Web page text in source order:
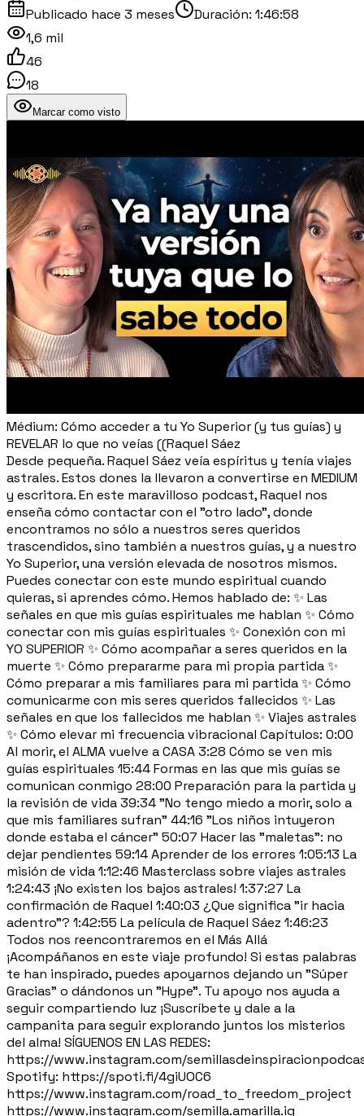
Publicado hace 3 meses Duración: 1:46:58
1,6 mil
46
18
Marcar como visto
Médium: Cómo acceder a tu Yo Superior (y tus guías) y
REVELAR lo que no veías ((Raquel Sáez
Desde pequeña. Raquel Sáez veía espíritus y tenía viajes
astrales. Estos dones la llevaron a convertirse en MEDIUM
y escritora. En este maravilloso podcast, Raquel nos
enseña cómo contactar con el "otro lado", donde
encontramos no sólo a nuestros seres queridos
trascendidos, sino también a nuestros guías, y a nuestro
Yo Superior, una versión elevada de nosotros mismos.
Puedes conectar con este mundo espiritual cuando
quieras, si aprendes cómo. Hemos hablado de: ✨ Las
señales en que mis guías espirituales me hablan ✨ Cómo
conectar con mis guías espirituales ✨ Conexión con mi
YO SUPERIOR ✨ Cómo acompañar a seres queridos en la
muerte ✨ Cómo prepararme para mi propia partida ✨
Cómo preparar a mis familiares para mi partida ✨ Cómo
comunicarme con mis seres queridos fallecidos ✨ Las
señales en que los fallecidos me hablan ✨ Viajes astrales
✨ Cómo elevar mi frecuencia vibracional Capítulos: 0:00
Al morir, el ALMA vuelve a CASA 3:28 Cómo se ven mis
guías espirituales 15:44 Formas en las que mis guías se
comunican conmigo 28:00 Preparación para la partida y
la revisión de vida 39:34 "No tengo miedo a morir, solo a
que mis familiares sufran" 44:16 "Los niños intuyeron
donde estaba el cáncer" 50:07 Hacer las "maletas": no
dejar pendientes 59:14 Aprender de los errores 1:05:13 La
misión de vida 1:12:46 Masterclass sobre viajes astrales
1:24:43 ¡No existen los bajos astrales! 1:37:27 La
confirmación de Raquel 1:40:03 ¿Que significa "ir hacia
adentro"? 1:42:55 La película de Raquel Sáez 1:46:23
Todos nos reencontraremos en el Más Allá
¡Acompáñanos en este viaje profundo! Si estas palabras
te han inspirado, puedes apoyarnos dejando un "Súper
Gracias" o dándonos un "Hype". Tu apoyo nos ayuda a
seguir compartiendo luz ¡Suscríbete y dale a la
campanita para seguir explorando juntos los misterios
del alma! SÍGUENOS EN LAS REDES:
https://www.instagram.com/
Spotify: https://spoti.fi/4giUOC6
https://www.instagram.com/road_to_freedom_project
https://www.instagram.com/semilla.amarilla.ig